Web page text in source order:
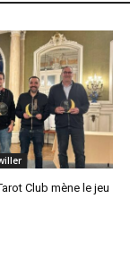
Club mène le jeu